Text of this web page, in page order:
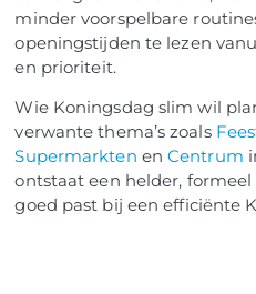
minder voorspelbare
openingstijden te lezen
en prioriteit.
Wie Koningsdag slim wil
verwante thema’s zoals
Supermarkten enCentrum
ontstaat een helder,
goed past bij een efficiënte